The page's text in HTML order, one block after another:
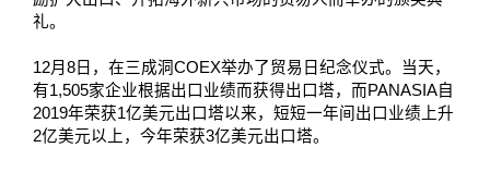
礼。
12月 8日，在三成洞COEX举办了贸易日纪念仪式。当天，
有1,505家企业根据出口业绩而获得出口塔，而PANASIA自
2019年荣获1亿美元出口塔以来，短短一年间出口业绩上升
2亿美元以上，今年荣获3亿美元出口塔。